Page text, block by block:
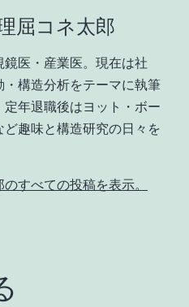
屈コネ太郎
鏡医・産業医。現在は社
・構造分析をテーマに執筆
定年退職後はヨット・ボー
ど趣味と構造研究の日々を
すべての投稿を表示。